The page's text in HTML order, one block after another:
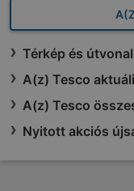
Térkép és útvonal
A(z) Tesco
A(z) Tesco
Nyitott akciós